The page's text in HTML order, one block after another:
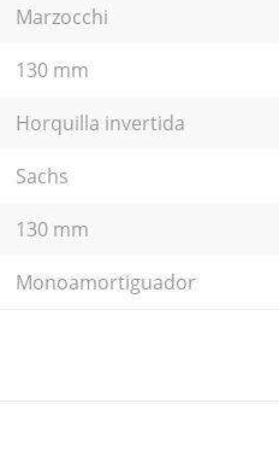
Marzocchi
130 mm
Horquilla invertida
Sachs
130 mm
Monoamortiguador